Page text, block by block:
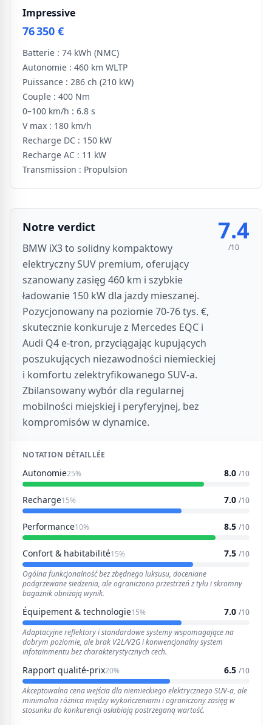
Impressive
76 350 €
Batterie : 74 kWh (NMC)
Autonomie : 460 km WLTP
Puissance : 286 ch (210 kW)
Couple : 400 Nm
0–100 km/h : 6.8 s
V max : 180 km/h
Recharge DC : 150 kW
Recharge AC : 11 kW
Transmission : Propulsion
Notre verdict
BMW iX3 to solidny kompaktowy
elektryczny SUV premium, oferujący
szanowany zasięg 460 km i szybkie
ładowanie 150 kW dla jazdy mieszanej.
Pozycjonowany na poziomie 70-76 tys. €,
skutecznie konkuruje z Mercedes EQC i
Audi Q4 e-tron, przyciągając kupujących
poszukujących niezawodności niemieckiej
i komfortu zelektryfikowanego SUV-a.
Zbilansowany wybór dla regularnej
mobilności miejskiej i peryferyjnej, bez
kompromisów w dynamice.
7.4
/10
NOTATION DÉTAILLÉE
Autonomie25% 8.0 /10
Recharge15% 7.0 /10
Performance10% 8.5 /10
Confort & habitabilité15% 7.5 /10
Ogólna funkcjonalność bez zbędnego luksusu, doceniane
podgrzewane siedzenia, ale ograniczona przestrzeń z tyłu i skromny
bagażnik obniżają wynik.
Équipement & technologie15% 7.0 /10
Adaptacyjne reflektory i standardowe systemy wspomagające na
dobrym poziomie, ale brak V2L/V2G i konwencjonalny system
infotainmentu bez charakterystycznych cech.
Rapport qualité-prix20% 6.5 /10
Akceptowalna cena wejścia dla niemieckiego elektrycznego SUV-a, ale
minimalna różnica między wykończeniami i ograniczony zasięg w
stosunku do konkurencji osłabiają postrzeganą wartość.